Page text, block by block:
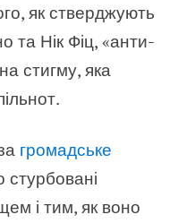
як стверджують
та Нік Фіц, «анти-
стигму, яка
громадське
стурбовані
і тим, як воно